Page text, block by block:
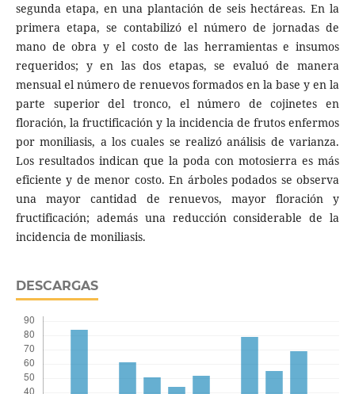
segunda etapa, en una plantación de seis hectáreas. En la
primera etapa, se contabilizó el número de jornadas de
mano de obra y el costo de las herramientas e insumos
requeridos; y en las dos etapas, se evaluó de manera
mensual el número de renuevos formados en la base y en la
parte superior del tronco, el número de cojinetes en
floración, la fructificación y la incidencia de frutos enfermos
por moniliasis, a los cuales se realizó análisis de varianza.
Los resultados indican que la poda con motosierra es más
eficiente y de menor costo. En árboles podados se observa
una mayor cantidad de renuevos, mayor floración y
fructificación; además una reducción considerable de la
incidencia de moniliasis.
DESCARGAS